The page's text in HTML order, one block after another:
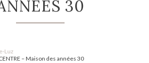
30
Luz
– Maison des années 30